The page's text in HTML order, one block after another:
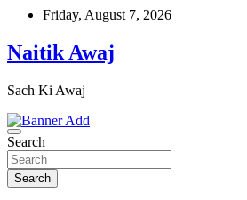
Skip
content
Friday, August 7, 2026
Naitik Awaj
Sach Ki Awaj
Search
Search